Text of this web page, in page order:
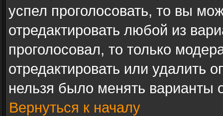
успел проголосовать, то вы
отредактировать любой из
проголосовал, то только
отредактировать или удалить
нельзя было менять варианты
Вернуться к началу